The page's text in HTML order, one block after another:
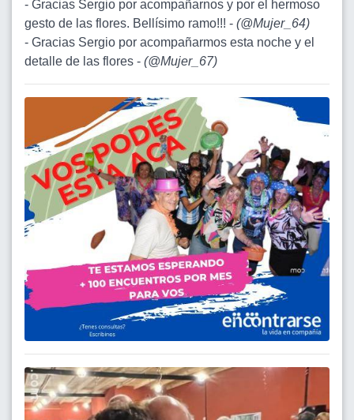
- Gracias Sergio por acompañarnos y por el hermoso
gesto de las flores. Bellísimo ramo!!! - (@Mujer_64)
- Gracias Sergio por acompañarmos esta noche y el
detalle de las flores - (@Mujer_67)